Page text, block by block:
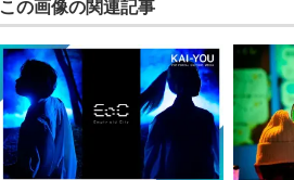
この画像の関連記事